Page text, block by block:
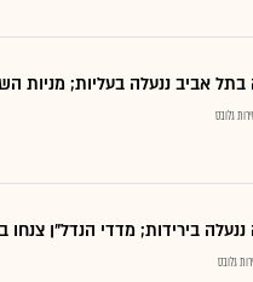
בתל אביב ננעלה בעליות; מניות
גלובס
בירידות; מדדי הנדל"ן צנחו
גלובס